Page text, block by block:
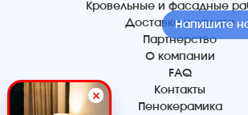
Кровельные и фасадные
Доставка и оплата
Партнерство
О компании
FAQ
Контакты
Пенокерамика
Напишите